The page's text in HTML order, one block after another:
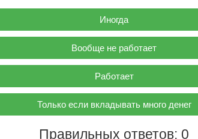
Иногда
Вообще не работает
Работает
Только если вкладывать много денег
Правильных ответов: 0